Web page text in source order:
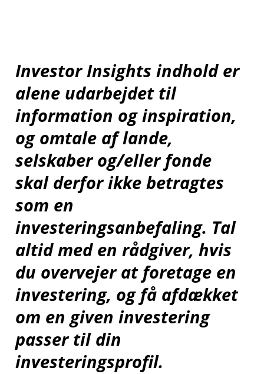
Investor Insights indhold er
alene udarbejdet til
information og inspiration,
og omtale af lande,
selskaber og/eller fonde
skal derfor ikke betragtes
som en
investeringsanbefaling. Tal
altid med en rådgiver, hvis
du overvejer at foretage en
investering, og få afdækket
om en given investering
passer til din
investeringsprofil.